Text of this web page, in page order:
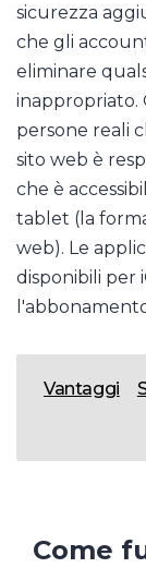
sicurezza
che gli
eliminare
inappropriato.
persone reali
sito web è
che è
tablet (la
web). Le
disponibili per
Vantaggi
Come